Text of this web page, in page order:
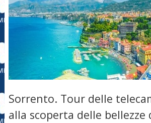
Sorrento. Tour delle
alla scoperta delle bellezze